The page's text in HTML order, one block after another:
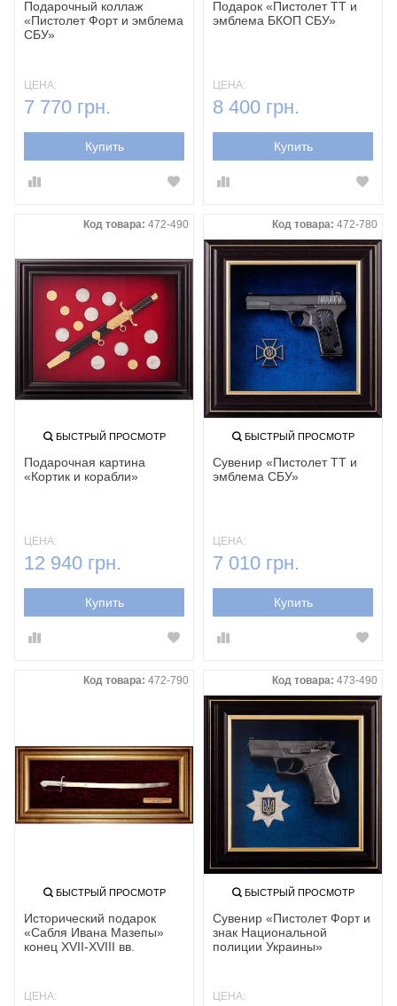
Подарочный коллаж
«‎Пистолет Форт и эмблема
СБУ»
ЦЕНА:
7 770 грн.
Купить
Подарок «‎Пистолет ТТ и
эмблема БКОП СБУ»
ЦЕНА:
8 400 грн.
Купить
Код товара: 472-490
БЫСТРЫЙ ПРОСМОТР
Подарочная картина
«Кортик и корабли»
ЦЕНА:
12 940 грн.
Купить
Код товара: 472-780
БЫСТРЫЙ ПРОСМОТР
Сувенир «Пистолет ТТ и
эмблема СБУ»
ЦЕНА:
7 010 грн.
Купить
Код товара: 472-790
БЫСТРЫЙ ПРОСМОТР
Исторический подарок
«Сабля Ивана Мазепы»
конец XVII-XVIII вв.
ЦЕНА:
Код товара: 473-490
БЫСТРЫЙ ПРОСМОТР
Сувенир «Пистолет Форт и
знак Национальной
полиции Украины»
ЦЕНА: